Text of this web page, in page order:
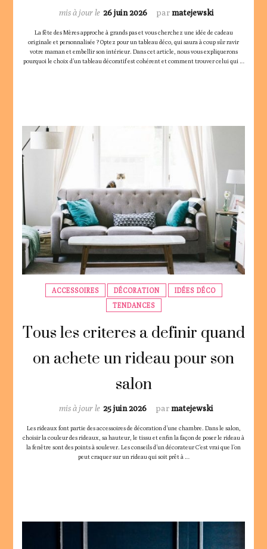
parmatejewski
mis à jour le 26 juin 2026
La fête des Mères approche à grands pas et vous cherchez une idée de cadeau
originale et personnalisée ? Optez pour un tableau déco, qui saura à coup sûr ravir
votre maman et embellir son intérieur. Dans cet article, nous vous expliquerons
pourquoi le choix d’un tableau décoratif est cohérent et comment trouver celui qui …
ACCESSOIRES DÉCORATION
IDÉES DÉCO
TENDANCES
Tous les criteres a definir quand
on achete un rideau pour son
salon
parmatejewski
mis à jour le 25 juin 2026
Les rideaux font partie des accessoires de décoration d’une chambre. Dans le salon,
choisir la couleur des rideaux, sa hauteur, le tissu et enfin la façon de poser le rideau à
la fenêtre sont des points à soulever. Les conseils d’un décorateur C’est vrai que l’on
peut craquer sur un rideau qui soit prêt à …